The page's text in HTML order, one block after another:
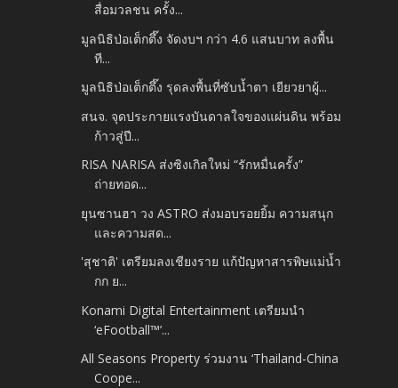
สื่อมวลชน ครั้ง...
มูลนิธิป่อเต็กตึ๊ง จัดงบฯ กว่า 4.6 แสนบาท ลงพื้น
ที...
มูลนิธิป่อเต็กตึ๊ง รุดลงพื้นที่ซับน้ำตา เยียวยาผู้...
สนจ. จุดประกายแรงบันดาลใจของแผ่นดิน พร้อม
ก้าวสู่ปี...
RISA NARISA ส่งซิงเกิลใหม่ “รักหมื่นครั้ง”
ถ่ายทอด...
ยุนซานฮา วง ASTRO ส่งมอบรอยยิ้ม ความสนุก
และความสด...
'สุชาติ' เตรียมลงเชียงราย แก้ปัญหาสารพิษแม่น้ำ
กก ย...
Konami Digital Entertainment เตรียมนำ
‘eFootball™’...
All Seasons Property ร่วมงาน ‘Thailand-China
Coope...